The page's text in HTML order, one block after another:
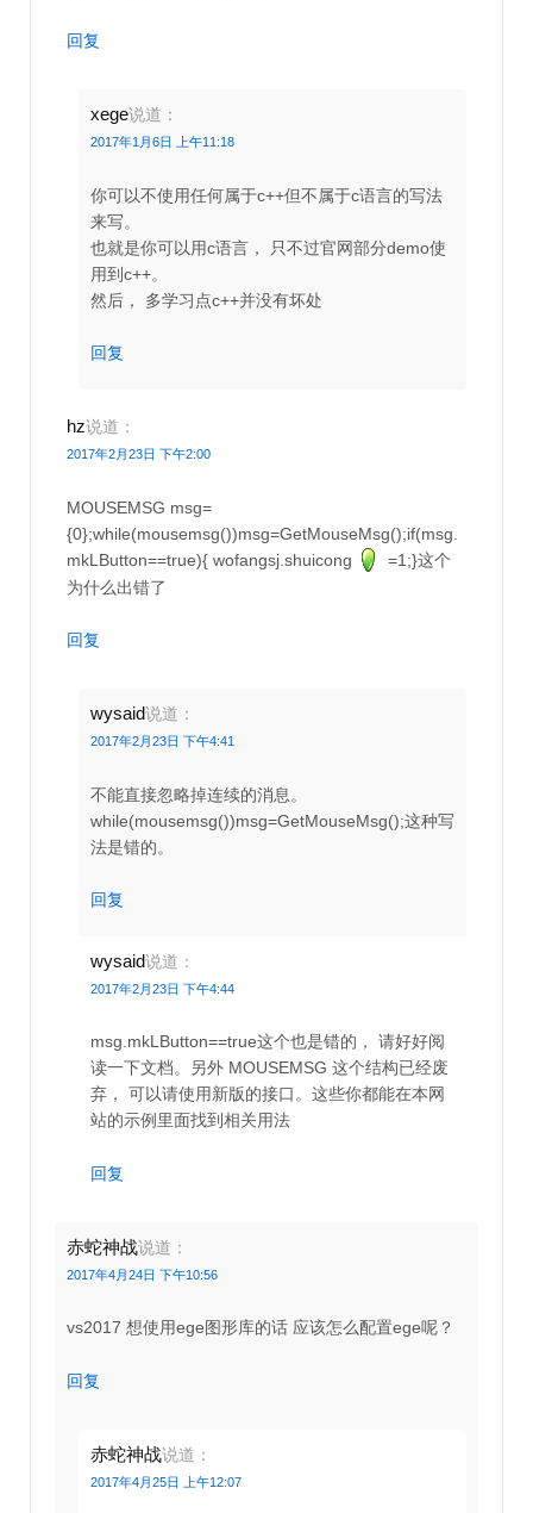
回复
xege说道：
2017年1月6日 上午11:18
你可以不使用任何属于c++但不属于c语言的写法
来写。
也就是你可以用c语言， 只不过官网部分demo使
用到c++。
然后， 多学习点c++并没有坏处
回复
hz说道：
2017年2月23日 下午2:00
MOUSEMSG msg=
{0};while(mousemsg())msg=GetMouseMsg();if(msg.
mkLButton==true){ wofangsj.shuicong
=1;}这个
为什么出错了
回复
wysaid说道：
2017年2月23日 下午4:41
不能直接忽略掉连续的消息。
while(mousemsg())msg=GetMouseMsg();这种写
法是错的。
回复
wysaid说道：
2017年2月23日 下午4:44
msg.mkLButton==true这个也是错的， 请好好阅
读一下文档。另外 MOUSEMSG 这个结构已经废
弃， 可以请使用新版的接口。这些你都能在本网
站的示例里面找到相关用法
回复
赤蛇神战说道：
2017年4月24日 下午10:56
vs2017 想使用ege图形库的话 应该怎么配置ege呢？
回复
赤蛇神战说道：
2017年4月25日 上午12:07